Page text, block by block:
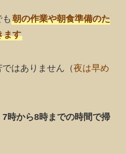
朝の作業や朝食準備のた
ます
はありません（夜は早め
7時から8時までの時間で掃